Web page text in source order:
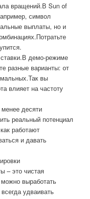
вращений.В Sun of
символ
выплаты, но и
демо-режиме
разные варианты: от
вы
влияет на частоту
десяти
реальный потенциал
работают
и давать
– это чистая
выработать
удваивать